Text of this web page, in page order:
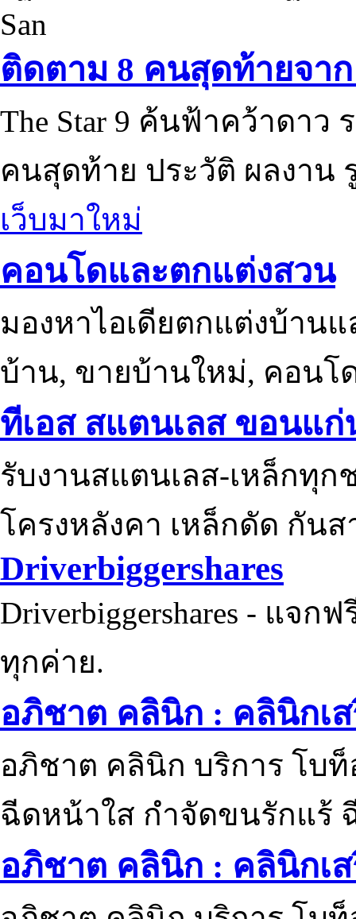
San
ติดตาม 8 คนสุดท้ายจาก
The Star 9 ค้นฟ้าคว้าดาว
คนสุดท้าย ประวัติ ผลงาน
เว็บมาใหม่
คอนโดและตกแต่งสวน
มองหาไอเดียตกแต่งบ้าน
บ้าน, ขายบ้านใหม่, คอนโ
ทีเอส สแตนเลส ขอนแก่
รับงานสแตนเลส-เหล็กทุ
โครงหลังคา เหล็กดัด กัน
Driverbiggershares
Driverbiggershares - แจก
ทุกค่าย.
อภิชาต คลินิก : คลินิกเ
อภิชาต คลินิก บริการ โบ
ฉีดหน้าใส กำจัดขนรักแร้
อภิชาต คลินิก : คลินิกเ